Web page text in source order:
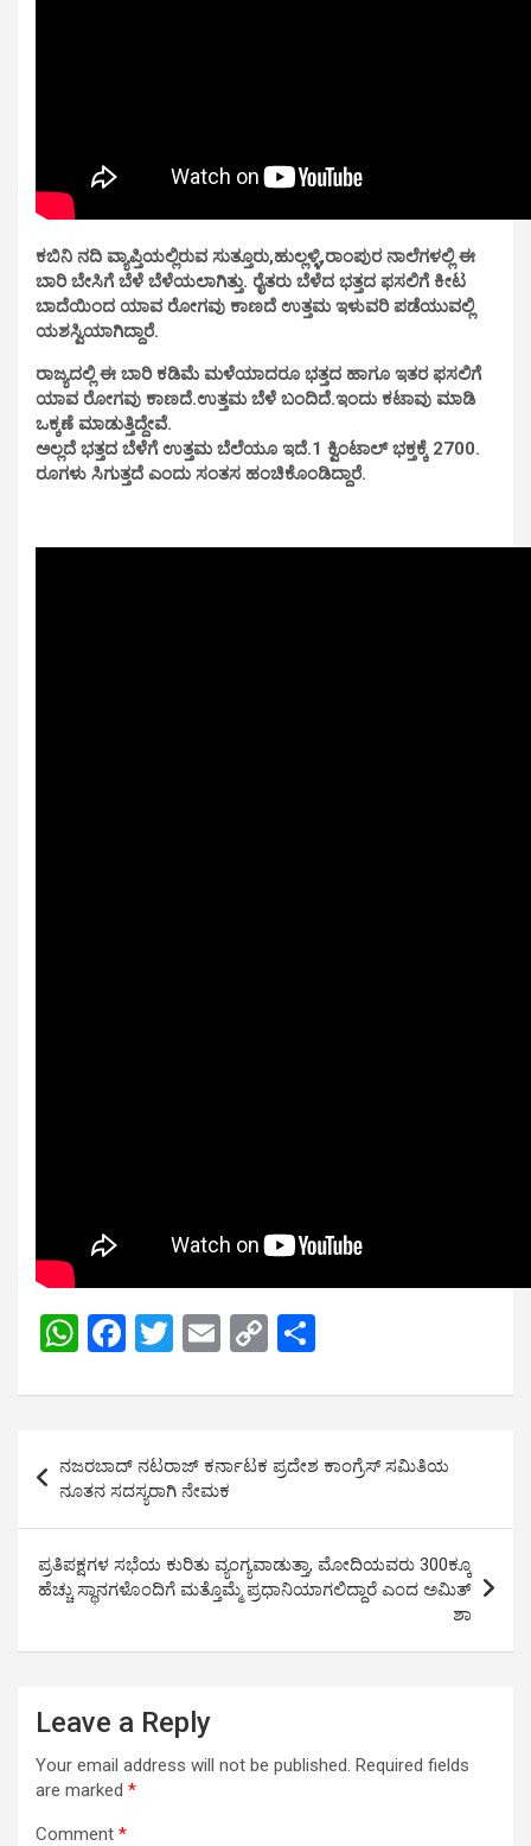
ಕಬಿನಿ ನದಿ ವ್ಯಾಪ್ತಿಯಲ್ಲಿರುವ ಸುತ್ತೂರು,ಹುಲ್ಲಳ್ಳಿ,ರಾಂಪುರ ನಾಲೆಗಳಲ್ಲಿ ಈ
ಬಾರಿ ಬೇಸಿಗೆ ಬೆಳೆ ಬೆಳೆಯಲಾಗಿತ್ತು. ರೈತರು ಬೆಳೆದ ಭತ್ತದ ಫಸಲಿಗೆ ಕೀಟ
ಬಾದೆಯಿಂದ ಯಾವ ರೋಗವು ಕಾಣದೆ ಉತ್ತಮ ಇಳುವರಿ ಪಡೆಯುವಲ್ಲಿ
ಯಶಸ್ವಿಯಾಗಿದ್ದಾರೆ.
ರಾಜ್ಯದಲ್ಲಿ ಈ ಬಾರಿ ಕಡಿಮೆ ಮಳೆಯಾದರೂ ಭತ್ತದ ಹಾಗೂ ಇತರ ಫಸಲಿಗೆ
ಯಾವ ರೋಗವು ಕಾಣದೆ.ಉತ್ತಮ ಬೆಳೆ ಬಂದಿದೆ.ಇಂದು ಕಟಾವು ಮಾಡಿ
ಒಕ್ಕಣೆ ಮಾಡುತ್ತಿದ್ದೇವೆ.
ಅಲ್ಲದೆ ಭತ್ತದ ಬೆಳೆಗೆ ಉತ್ತಮ ಬೆಲೆಯೂ ಇದೆ.1 ಕ್ವಿಂಟಾಲ್ ಭಕ್ತಕ್ಕೆ 2700.
ರೂಗಳು ಸಿಗುತ್ತದೆ ಎಂದು ಸಂತಸ ಹಂಚಿಕೊಂಡಿದ್ದಾರೆ.
W
at
s
A
p
p
F
ce
o
o
k
T
tt
E
ail
C
py
Li
n
k
ar
e
navigation
ನಜರಬಾದ್ ನಟರಾಜ್ ಕರ್ನಾಟಕ ಪ್ರದೇಶ ಕಾಂಗ್ರೆಸ್ ಸಮಿತಿಯ
ನೂತನ ಸದಸ್ಯರಾಗಿ ನೇಮಕ
ಪ್ರತಿಪಕ್ಷಗಳ ಸಭೆಯ ಕುರಿತು ವ್ಯಂಗ್ಯವಾಡುತ್ತಾ, ಮೋದಿಯವರು 300ಕ್ಕೂ
ಹೆಚ್ಚು ಸ್ಥಾನಗಳೊಂದಿಗೆ ಮತ್ತೊಮ್ಮೆ ಪ್ರಧಾನಿಯಾಗಲಿದ್ದಾರೆ ಎಂದ ಅಮಿತ್
ಶಾ
Leave a Reply
Your email address will not be published. Required fields
are marked *
Comment *